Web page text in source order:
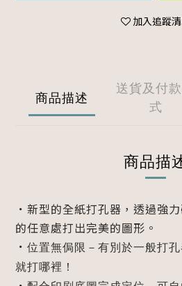
加入追蹤
商品描述
送貨及付
式
商品描
． 新型的全紙打孔器，透過強
的任意處打出完美的圖形。
． 位置無侷限－有別於一般打孔
就打哪裡！